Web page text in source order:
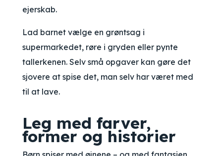
ejerskab.
Lad barnet vælge en grøntsag i
supermarkedet, røre i gryden eller pynte
tallerkenen. Selv små opgaver kan gøre det
sjovere at spise det, man selv har været med
til at lave.
Leg med farver,
former og historier